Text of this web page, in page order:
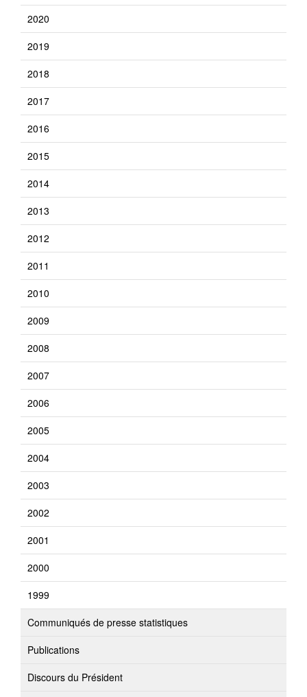
2020
2019
2018
2017
2016
2015
2014
2013
2012
2011
2010
2009
2008
2007
2006
2005
2004
2003
2002
2001
2000
1999
Communiqués de presse statistiques
Publications
Discours du Président